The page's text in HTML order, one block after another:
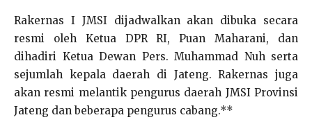
Rakernas I JMSI dijadwalkan akan dibuka secara
resmi oleh Ketua DPR RI, Puan Maharani, dan
dihadiri Ketua Dewan Pers. Muhammad Nuh serta
sejumlah kepala daerah di Jateng. Rakernas juga
akan resmi melantik pengurus daerah JMSI Provinsi
Jateng dan beberapa pengurus cabang.**